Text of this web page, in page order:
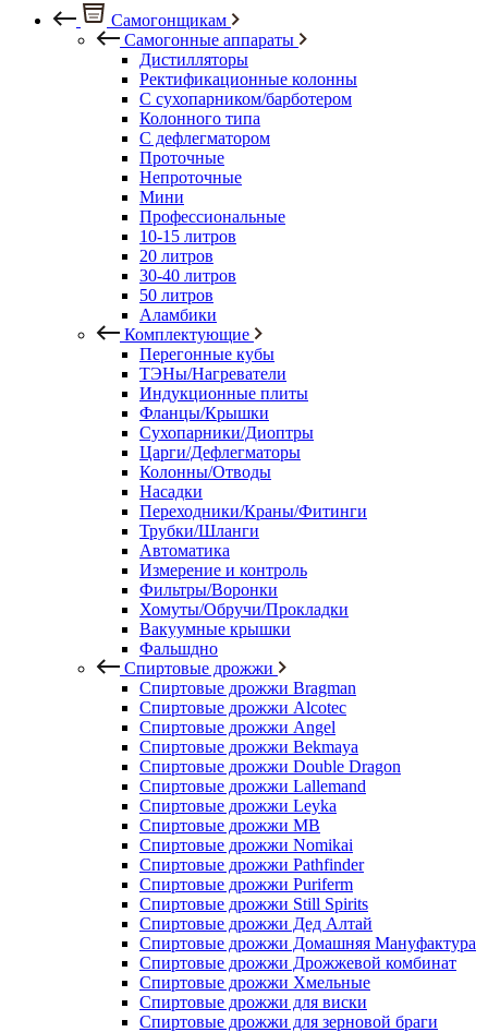
Самогонщикам
Самогонные аппараты
Дистилляторы
Ректификационные колонны
С сухопарником/барботером
Колонного типа
С дефлегматором
Проточные
Непроточные
Мини
Профессиональные
10-15 литров
20 литров
30-40 литров
50 литров
Аламбики
Комплектующие
Перегонные кубы
ТЭНы/Нагреватели
Индукционные плиты
Фланцы/Крышки
Сухопарники/Диоптры
Царги/Дефлегматоры
Колонны/Отводы
Насадки
Переходники/Краны/Фитинги
Трубки/Шланги
Автоматика
Измерение и контроль
Фильтры/Воронки
Хомуты/Обручи/Прокладки
Вакуумные крышки
Фальшдно
Спиртовые дрожжи
Спиртовые дрожжи Bragman
Спиртовые дрожжи Alcotec
Спиртовые дрожжи Angel
Спиртовые дрожжи Bekmaya
Спиртовые дрожжи Double Dragon
Спиртовые дрожжи Lallemand
Спиртовые дрожжи Leyka
Спиртовые дрожжи MB
Спиртовые дрожжи Nomikai
Спиртовые дрожжи Pathfinder
Спиртовые дрожжи Puriferm
Спиртовые дрожжи Still Spirits
Спиртовые дрожжи Дед Алтай
Спиртовые дрожжи Домашняя Мануфактура
Спиртовые дрожжи Дрожжевой комбинат
Спиртовые дрожжи Хмельные
Спиртовые дрожжи для виски
Спиртовые дрожжи для зерновой браги